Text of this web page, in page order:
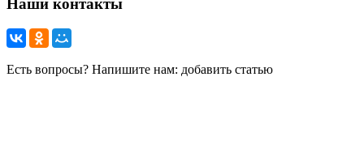
Наши контакты
Есть вопросы? Напишите нам: добавить статью